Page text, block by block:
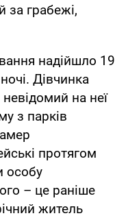
за грабежі,
надійшло 19
Дівчинка
на неї
з парків
протягом
особу
– це раніше
житель